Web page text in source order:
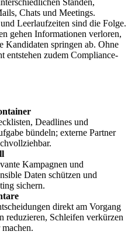
Chats und Meetings.
Leerlaufzeiten sind die Folge.
gehen Informationen verloren,
Kandidaten springen ab. Ohne
entstehen zudem Compliance‑
Deadlines und
bündeln; externe Partner
Kampagnen und
Daten schützen und
sichern.
direkt am Vorgang
reduzieren, Schleifen verkürzen